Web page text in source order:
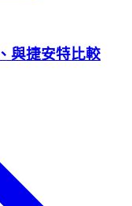
與捷安特比較